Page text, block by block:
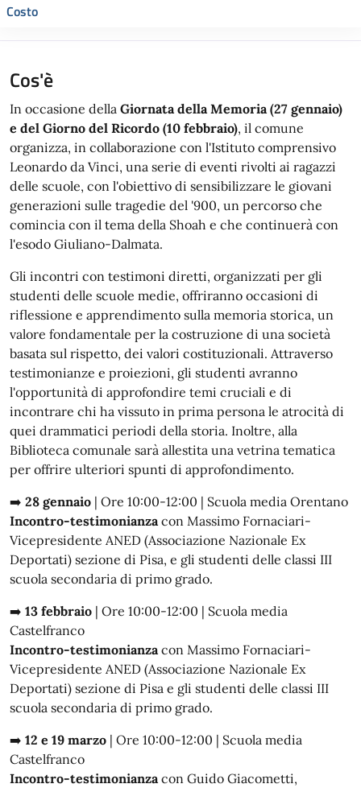
Costo
Cos'è
In occasione della Giornata della Memoria (27 gennaio)
e del Giorno del Ricordo (10 febbraio), il comune
organizza, in collaborazione con l'Istituto comprensivo
Leonardo da Vinci, una serie di eventi rivolti ai ragazzi
delle scuole, con l'obiettivo di sensibilizzare le giovani
generazioni sulle tragedie del '900, un percorso che
comincia con il tema della Shoah e che continuerà con
l'esodo Giuliano-Dalmata.
Gli incontri con testimoni diretti, organizzati per gli
studenti delle scuole medie, offriranno occasioni di
riflessione e apprendimento sulla memoria storica, un
valore fondamentale per la costruzione di una società
basata sul rispetto, dei valori costituzionali. Attraverso
testimonianze e proiezioni, gli studenti avranno
l'opportunità di approfondire temi cruciali e di
incontrare chi ha vissuto in prima persona le atrocità di
quei drammatici periodi della storia. Inoltre, alla
Biblioteca comunale sarà allestita una vetrina tematica
per offrire ulteriori spunti di approfondimento.
➡️ 28 gennaio | Ore 10:00-12:00 | Scuola media Orentano
Incontro-testimonianza con Massimo Fornaciari-
Vicepresidente ANED (Associazione Nazionale Ex
Deportati) sezione di Pisa, e gli studenti delle classi III
scuola secondaria di primo grado.
➡️ 13 febbraio | Ore 10:00-12:00 | Scuola media
Castelfranco
Incontro-testimonianza con Massimo Fornaciari-
Vicepresidente ANED (Associazione Nazionale Ex
Deportati) sezione di Pisa e gli studenti delle classi III
scuola secondaria di primo grado.
➡️ 12 e 19 marzo | Ore 10:00-12:00 | Scuola media
Castelfranco
Incontro-testimonianza con Guido Giacometti,